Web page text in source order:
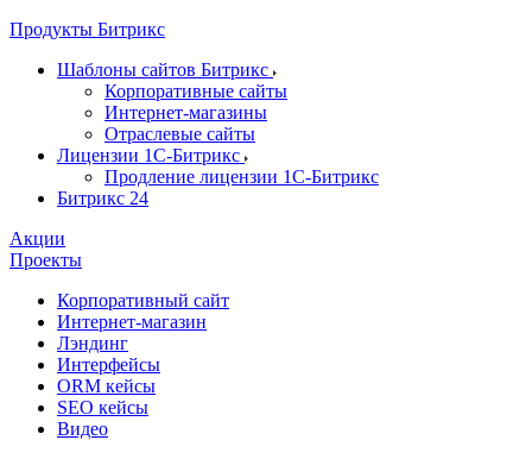
Продукты Битрикс
Шаблоны сайтов Битрикс
Корпоративные сайты
Интернет-магазины
Отраслевые сайты
Лицензии 1С-Битрикс
Продление лицензии 1С-Битрикс
Битрикс 24
Акции
Проекты
Корпоративный сайт
Интернет-магазин
Лэндинг
Интерфейсы
ORM кейсы
SEO кейсы
Видео